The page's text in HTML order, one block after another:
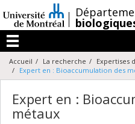
au
contenu
/
Menu
Accueil La recherche
Expertises
Expert en : Bioaccumulation des
Expert en :
métaux